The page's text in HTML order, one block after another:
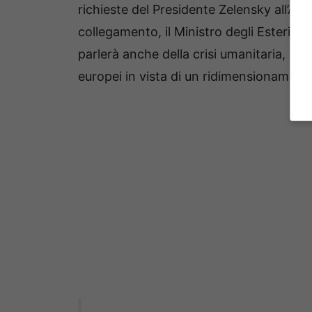
richieste del Presidente Zelensky
collegamento, il Ministro degli Esteri
parlerà anche della crisi umanitaria,
europei in vista di un